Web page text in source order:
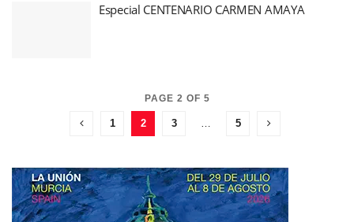
Especial CENTENARIO CARMEN AMAYA
PAGE 2 OF 5
1 2 3 5